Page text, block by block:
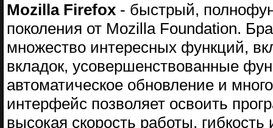
Mozilla Firefox - быстрый,
поколения от Mozilla Foundation.
множество интересных функций,
вкладок, усовершенствованные
автоматическое обновление и
интерфейс позволяет освоить
высокая скорость работы,